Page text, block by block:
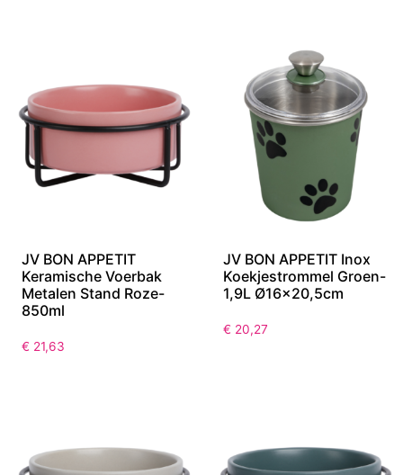
JV BON APPETIT
Keramische Voerbak
Metalen Stand Roze-
850ml
€ 21,63
JV BON APPETIT Inox
Koekjestrommel Groen-
1,9L Ø16×20,5cm
€ 20,27